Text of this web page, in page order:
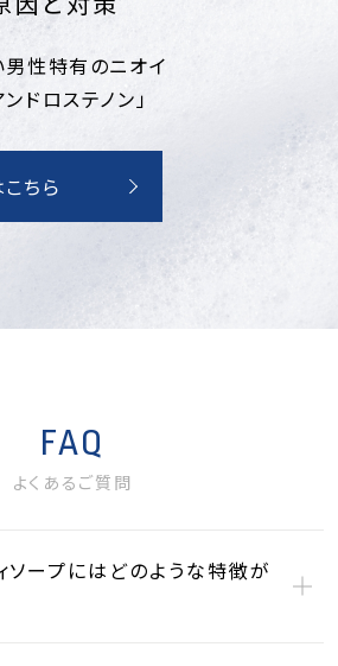
性特有のニオイ
ドロステノン」
ちら
FAQ
よくあるご質問
ソープにはどのような特徴が